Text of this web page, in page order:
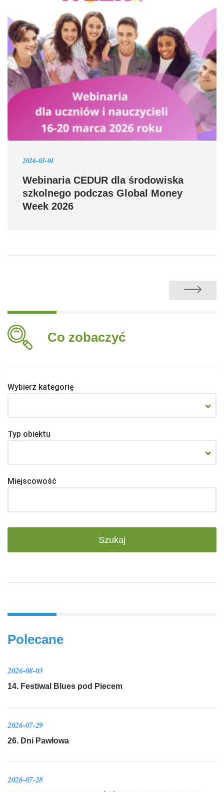
2026-03-01
Webinaria CEDUR dla środowiska
szkolnego podczas Global Money
Week 2026
Co zobaczyć
Wybierz kategorię
Typ obiektu
Miejscowość
Polecane
2026-08-03
14. Festiwal Blues pod Piecem
2026-07-29
26. Dni Pawłowa
2026-07-28